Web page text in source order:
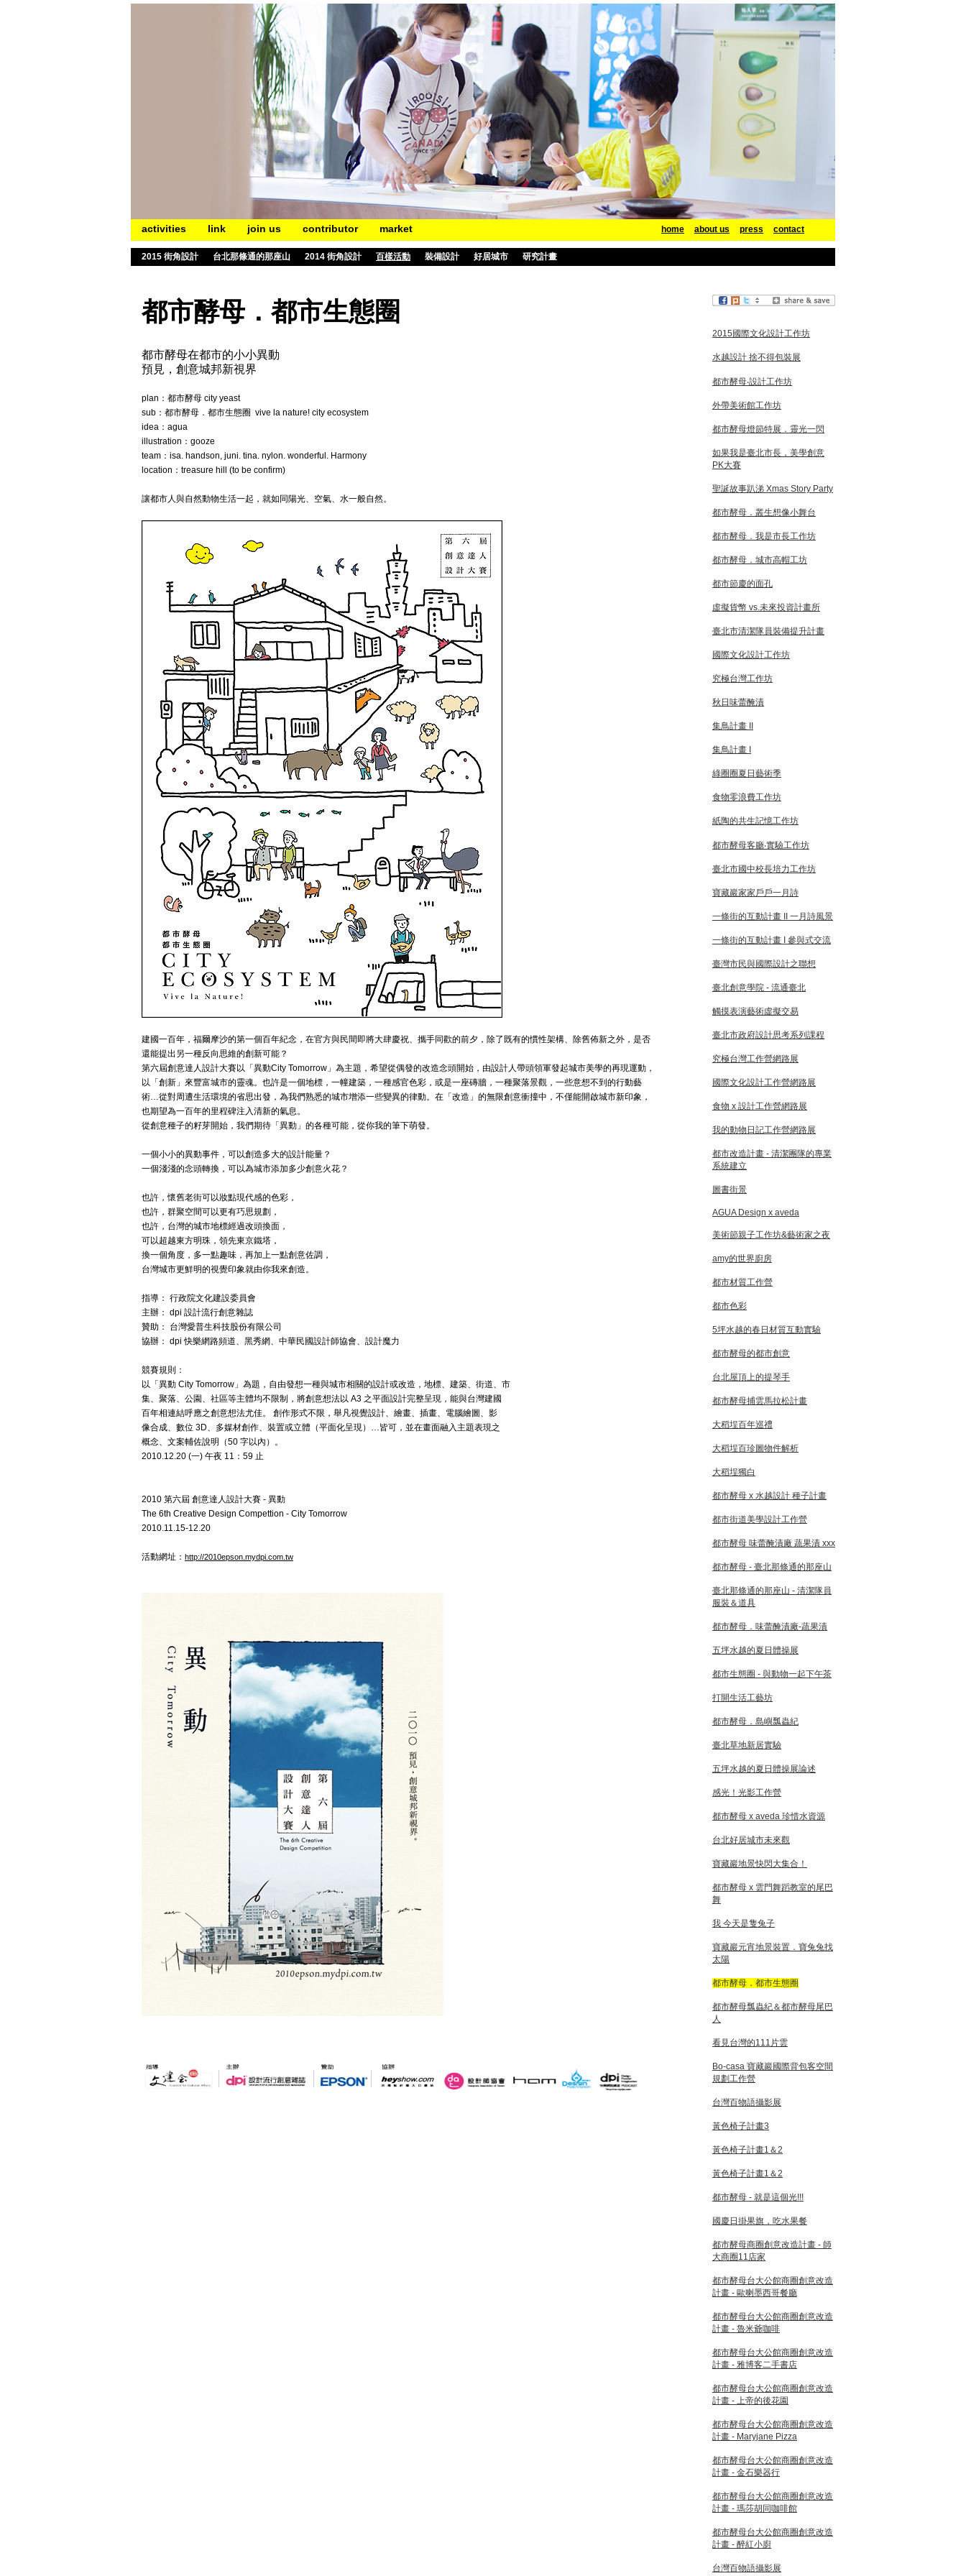
activities link join us contributor market home about us press contact
2015 街角設計 台北那條通的那座山 2014 街角設計 百樣活動 裝備設計 好居城市 研究計畫
都市酵母．都市生態圈
都市酵母在都市的小小異動
預見，創意城邦新視界
plan：都市酵母 city yeast
sub：都市酵母．都市生態圈 vive la nature! city ecosystem
idea：agua
illustration：gooze
team：isa. handson, juni. tina. nylon. wonderful. Harmony
location：treasure hill (to be confirm)
讓都市人與自然動物生活一起，就如同陽光、空氣、水一般自然。
建國一百年，福爾摩沙的第一個百年紀念，在官方與民間即將大肆慶祝、攜手同歡的前夕，除了既有的慣性架構、除舊佈新之外，是否
還能提出另一種反向思維的創新可能？
第六屆創意達人設計大賽以「異動City Tomorrow」為主題，希望從偶發的改造念頭開始，由設計人帶頭領軍發起城市美學的再現運動，
以「創新」來豐富城市的靈魂。也許是一個地標，一幢建築，一種感官色彩，或是一座磚牆，一種聚落景觀，一些意想不到的行動藝
術…從對周遭生活環境的省思出發，為我們熟悉的城市增添一些變異的律動。在「改造」的無限創意衝撞中，不僅能開啟城市新印象，
也期望為一百年的里程碑注入清新的氣息。
從創意種子的籽芽開始，我們期待「異動」的各種可能，從你我的筆下萌發。
一個小小的異動事件，可以創造多大的設計能量？
一個淺淺的念頭轉換，可以為城市添加多少創意火花？
也許，懷舊老街可以妝點現代感的色彩，
也許，群聚空間可以更有巧思規劃，
也許，台灣的城市地標經過改頭換面，
可以超越東方明珠，領先東京鐵塔，
換一個角度，多一點趣味，再加上一點創意佐調，
台灣城市更鮮明的視覺印象就由你我來創造。
指導： 行政院文化建設委員會
主辦： dpi 設計流行創意雜誌
贊助： 台灣愛普生科技股份有限公司
協辦： dpi 快樂網路頻道、黑秀網、中華民國設計師協會、設計魔力
競賽規則：
以「異動 City Tomorrow」為題，自由發想一種與城市相關的設計或改造，地標、建築、街道、市
集、聚落、公園、社區等主體均不限制，將創意想法以 A3 之平面設計完整呈現，能與台灣建國
百年相連結呼應之創意想法尤佳。 創作形式不限，舉凡視覺設計、繪畫、插畫、電腦繪圖、影
像合成、數位 3D、多媒材創作、裝置或立體（平面化呈現）…皆可，並在畫面融入主題表現之
概念、文案輔佐說明（50 字以內）。
2010.12.20 (一) 午夜 11：59 止
2010 第六屆 創意達人設計大賽 - 異動
The 6th Creative Design Compettion - City Tomorrow
2010.11.15-12.20
活動網址： http://2010epson.mydpi.com.tw
2015國際文化設計工作坊
水越設計 捨不得包裝展
都市酵母‧設計工作坊
外帶美術館工作坊
都市酵母燈節特展．靈光一閃
如果我是臺北市長，美學創意
PK大賽
聖誕故事趴涕 Xmas Story Party
都市酵母．叢生想像小舞台
都市酵母．我是市長工作坊
都市酵母．城市高帽工坊
都市節慶的面孔
虛擬貨幣 vs.未來投資計畫所
臺北市清潔隊員裝備提升計畫
國際文化設計工作坊
究極台灣工作坊
秋日味蕾醃漬
集鳥計畫 II
集鳥計畫 I
綠圈圈夏日藝術季
食物零浪費工作坊
紙陶的共生記憶工作坊
都市酵母客廳‧實驗工作坊
臺北市國中校長培力工作坊
寶藏巖家家戶戶一月詩
一條街的互動計畫 II 一月詩風景
一條街的互動計畫 I 參與式交流
臺灣市民與國際設計之聯想
臺北創意學院 - 流通臺北
觸摸表演藝術虛擬交易
臺北市政府設計思考系列課程
究極台灣工作營網路展
國際文化設計工作營網路展
食物 x 設計工作營網路展
我的動物日記工作營網路展
都市改造計畫 - 清潔團隊的專業
系統建立
圖書街景
AGUA Design x aveda
美術節親子工作坊&藝術家之夜
amy的世界廚房
都市材質工作營
都市色彩
5坪水越的春日材質互動實驗
都市酵母的都市創意
台北屋頂上的提琴手
都市酵母捕雲馬拉松計畫
大稻埕百年巡禮
大稻埕百珍圖物件解析
大稻埕獨白
都市酵母 x 水越設計 種子計畫
都市街道美學設計工作營
都市酵母 味蕾醃漬廠 蔬果漬 xxx
都市酵母 - 臺北那條通的那座山
臺北那條通的那座山 - 清潔隊員
服裝＆道具
都市酵母．味蕾醃漬廠-蔬果漬
五坪水越的夏日體操展
都市生態圈 - 與動物一起下午茶
打開生活工藝坊
都市酵母．島嶼瓢蟲紀
臺北草地新居實驗
五坪水越的夏日體操展論述
感光！光影工作營
都市酵母 x aveda 珍惜水資源
台北好居城市未來觀
寶藏巖地景快閃大集合！
都市酵母 x 雲門舞蹈教室的尾巴
舞
我 今天是隻兔子
寶藏巖元宵地景裝置．寶兔兔找
太陽
都市酵母．都市生態圈
都市酵母瓢蟲紀＆都市酵母尾巴
人
看見台灣的111片雲
Bo-casa 寶藏巖國際背包客空間
規劃工作營
台灣百物語攝影展
黃色椅子計畫3
黃色椅子計畫1＆2
黃色椅子計畫1＆2
都市酵母 - 就是這個光!!!
國慶日掛果旗，吃水果餐
都市酵母商圈創意改造計畫 - 師
大商圈11店家
都市酵母台大公館商圈創意改造
計畫 - 歐喇墨西哥餐廳
都市酵母台大公館商圈創意改造
計畫 - 魯米爺咖啡
都市酵母台大公館商圈創意改造
計畫 - 雅博客二手書店
都市酵母台大公館商圈創意改造
計畫 - 上帝的後花園
都市酵母台大公館商圈創意改造
計畫 - Maryjane Pizza
都市酵母台大公館商圈創意改造
計畫 - 金石樂器行
都市酵母台大公館商圈創意改造
計畫 - 瑪莎胡同咖啡館
都市酵母台大公館商圈創意改造
計畫 - 醉紅小廚
台灣百物語攝影展